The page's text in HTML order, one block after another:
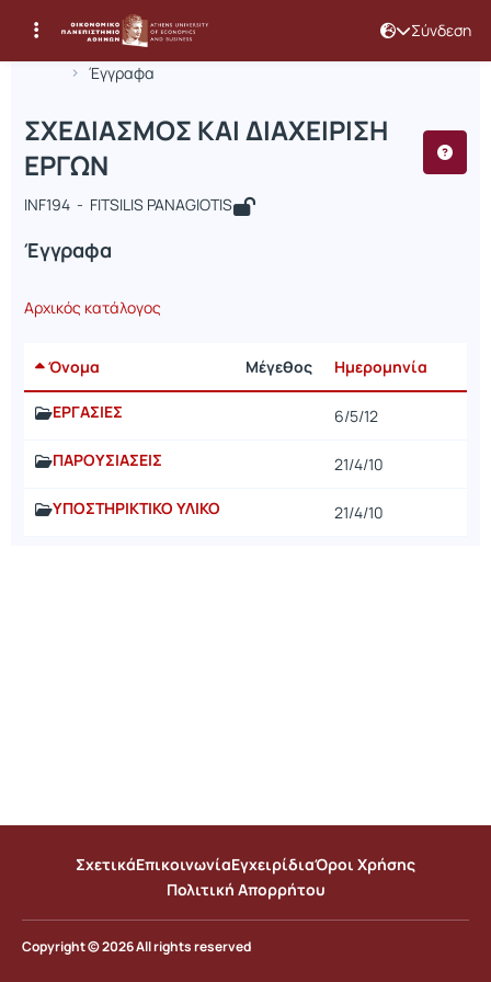
Σύνδεση
Αρχική Σελίδα
Έγγραφα
Μάθημα : ΣΧΕΔΙΑΣΜΟΣ ΚΑΙ
Κωδικός : INF194
ΣΧΕΔΙΑΣΜΟΣ ΚΑΙ ΔΙΑΧΕΙΡΙΣΗ
ΕΡΓΩΝ
INF194 - FITSILIS PANAGIOTIS
Έγγραφα
Αρχικός κατάλογος
Όνομα Μέγεθος Ημερομηνία
ΕΡΓΑΣΙΕΣ 6/5/12
ΠΑΡΟΥΣΙΑΣΕΙΣ 21/4/10
ΥΠΟΣΤΗΡΙΚΤΙΚΟ ΥΛΙΚΟ 21/4/10
ΣχετικάΕπικοινωνίαΕγχειρίδιαΌροι Χρήσης
Πολιτική Απορρήτου
Copyright © 2026 All rights reserved